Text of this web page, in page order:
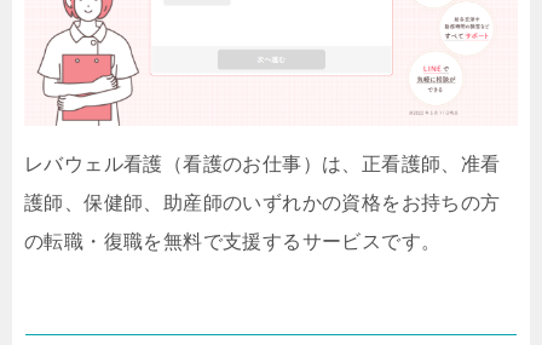
レバウェル看護（看護のお仕事）は、正看護師、准看
護師、保健師、助産師のいずれかの資格をお持ちの方
の転職・復職を無料で支援するサービスです。